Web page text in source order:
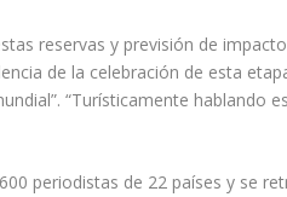
reservas y previsión de
de la celebración de esta
“Turísticamente hablando
periodistas de 22 países y se